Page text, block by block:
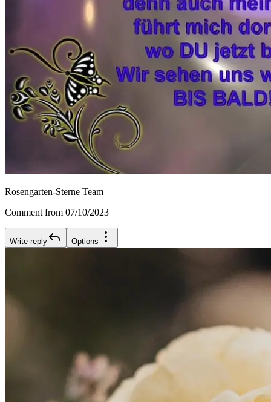
Rosengarten-Sterne Team
Comment from 07/10/2023
Write reply Options